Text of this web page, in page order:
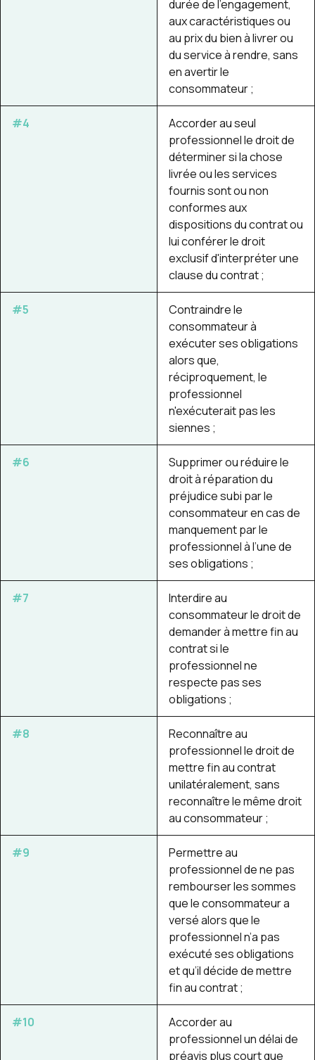
durée de l’engagement,
aux caractéristiques ou
au prix du bien à livrer ou
du service à rendre, sans
en avertir le
consommateur ;
#4
Accorder au seul
professionnel le droit de
déterminer si la chose
livrée ou les services
fournis sont ou non
conformes aux
dispositions du contrat ou
lui conférer le droit
exclusif d'interpréter une
clause du contrat ;
#5
Contraindre le
consommateur à
exécuter ses obligations
alors que,
réciproquement, le
professionnel
n'exécuterait pas les
siennes ;
#6
Supprimer ou réduire le
droit à réparation du
préjudice subi par le
consommateur en cas de
manquement par le
professionnel à l’une de
ses obligations ;
#7
Interdire au
consommateur le droit de
demander à mettre fin au
contrat si le
professionnel ne
respecte pas ses
obligations ;
#8
Reconnaître au
professionnel le droit de
mettre fin au contrat
unilatéralement, sans
reconnaître le même droit
au consommateur ;
#9
Permettre au
professionnel de ne pas
rembourser les sommes
que le consommateur a
versé alors que le
professionnel n’a pas
exécuté ses obligations
et qu’il décide de mettre
fin au contrat ;
#10
Accorder au
professionnel un délai de
préavis plus court que